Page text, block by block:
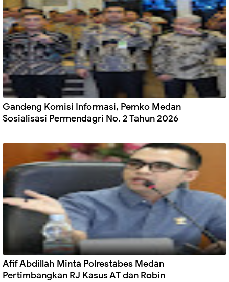
Gandeng Komisi Informasi, Pemko Medan
Sosialisasi Permendagri No. 2 Tahun 2026
Afif Abdillah Minta Polrestabes Medan
Pertimbangkan RJ Kasus AT dan Robin